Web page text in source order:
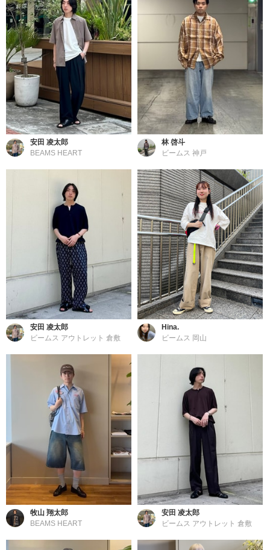
安田 凌太郎
BEAMS HEART
林 啓斗
ビームス 神戸
安田 凌太郎
ビームス アウトレット 倉敷
Hina.
ビームス 岡山
牧山 翔太郎
BEAMS HEART
安田 凌太郎
ビームス アウトレット 倉敷